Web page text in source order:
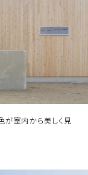
が室内から美しく見